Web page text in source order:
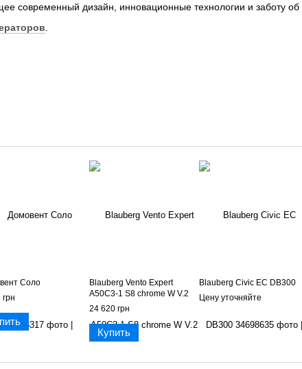
современный дизайн, инновационные технологии и заботу
Соло
Blauberg Vento Expert
A50C3-1 S8 chrome W V.2
24 620 грн
Купить
Blauberg Civic EC DB300
Цену уточняйте